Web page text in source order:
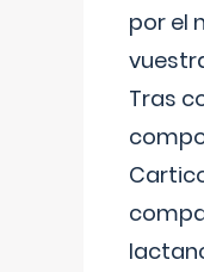
por el
Tras